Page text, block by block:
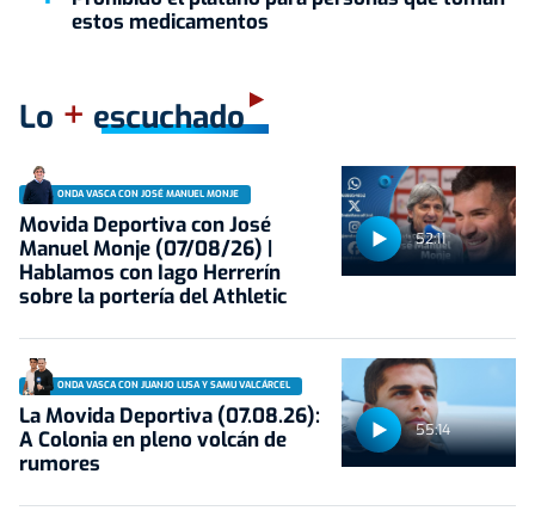
estos medicamentos
Lo + escuchado
52:11
ONDA VASCA CON JOSÉ MANUEL MONJE
Movida Deportiva con José
Manuel Monje (07/08/26) |
Hablamos con Iago Herrerín
sobre la portería del Athletic
55:14
ONDA VASCA CON JUANJO LUSA Y SAMU VALCÁRCEL
La Movida Deportiva (07.08.26):
A Colonia en pleno volcán de
rumores